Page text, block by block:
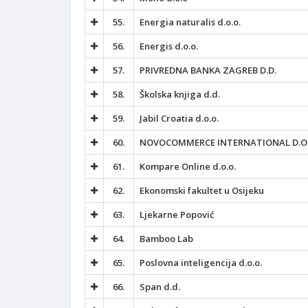
55.
Energia naturalis d.o.o.
56.
Energis d.o.o.
57.
PRIVREDNA BANKA ZAGREB D.D.
58.
Školska knjiga d.d.
59.
Jabil Croatia d.o.o.
60.
NOVOCOMMERCE INTERNATIONAL
61.
Kompare Online d.o.o.
62.
Ekonomski fakultet u Osijeku
63.
Ljekarne Popović
64.
Bamboo Lab
65.
Poslovna inteligencija d.o.o.
66.
Span d.d.